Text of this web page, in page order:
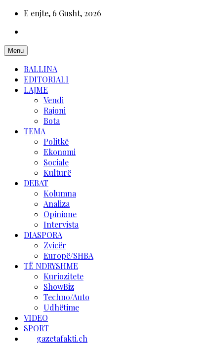
E enjte, 6 Gusht, 2026
Menu
BALLINA
EDITORIALI
LAJME
Vendi
Rajoni
Bota
TEMA
Politkë
Ekonomi
Sociale
Kulturë
DEBAT
Kolumna
Analiza
Opinione
Intervista
DIASPORA
Zvicër
Europë/SHBA
TË NDRYSHME
Kuriozitete
ShowBiz
Techno/Auto
Udhëtime
VIDEO
SPORT
gazetafakti.ch